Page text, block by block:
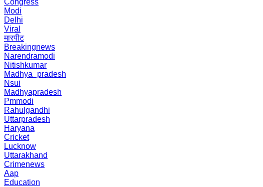
Congress
Modi
Delhi
Viral
मारपीट
Breakingnews
Narendramodi
Nitishkumar
Madhya_pradesh
Nsui
Madhyapradesh
Pmmodi
Rahulgandhi
Uttarpradesh
Haryana
Cricket
Lucknow
Uttarakhand
Crimenews
Aap
Education